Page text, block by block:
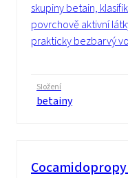
skupiny betain,
povrchově aktivní
prakticky bezbarvý
Složení
betainy